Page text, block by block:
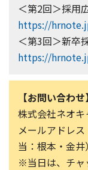
＜第2回＞採用
https://
＜第3回＞新卒
https://
【お問い合わせ】
株式会社ネオ
メールアドレス
当：根本・金井）
※当日は、チャ